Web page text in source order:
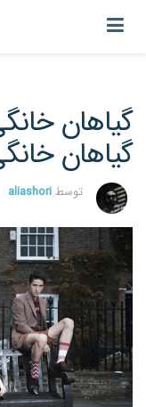
گیاهان
گیاهان
توسطaliashori